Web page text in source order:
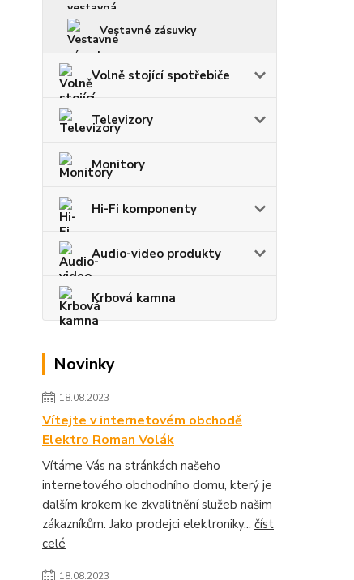
Vestavné zásuvky
Volně stojící spotřebiče
Televizory
Monitory
Hi-Fi komponenty
Audio-video produkty
Krbová kamna
Novinky
18.08.2023
Vítejte v internetovém obchodě
Elektro Roman Volák
Vítáme Vás na stránkách našeho
internetového obchodního domu, který je
dalším krokem ke zkvalitnění služeb našim
zákazníkům. Jako prodejci elektroniky... číst
celé
18.08.2023